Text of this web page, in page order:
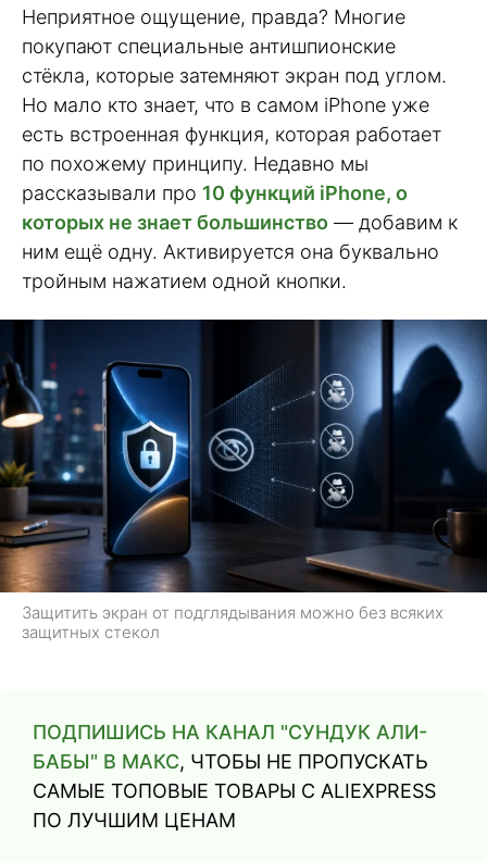
Неприятное ощущение, правда? Многие
покупают специальные антишпионские
стёкла, которые затемняют экран под углом.
Но мало кто знает, что в самом iPhone уже
есть встроенная функция, которая работает
по похожему принципу. Недавно мы
рассказывали про 10 функций iPhone, о
которых не знает большинство — добавим к
ним ещё одну. Активируется она буквально
тройным нажатием одной кнопки.
Защитить экран от подглядывания можно без всяких
защитных стекол
ПОДПИШИСЬ НА КАНАЛ "СУНДУК АЛИ-
БАБЫ" В МАКС, ЧТОБЫ НЕ ПРОПУСКАТЬ
САМЫЕ ТОПОВЫЕ ТОВАРЫ С ALIEXPRESS
ПО ЛУЧШИМ ЦЕНАМ